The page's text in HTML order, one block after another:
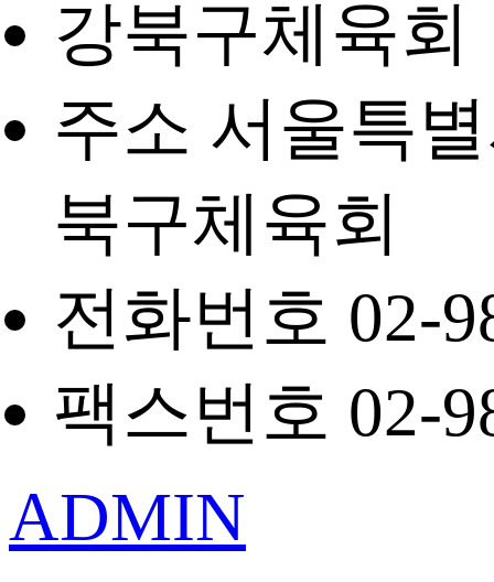
강북구체육회
주소 서울특
북구체육회
전화번호 02-
팩스번호 02-
ADMIN